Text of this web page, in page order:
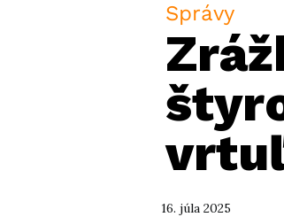
Správy
16. júla 2025